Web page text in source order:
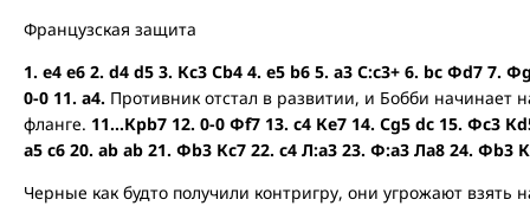
Французская защита
1. e4 e6 2. d4 d5 3. Кc3 Сb4 4. e5 b6 5. а3 С:с3+ 6. bc Фd7 7.
0-0 11. а4. Противник отстал в развитии, и Бобби
фланге. 11…Крb7 12. 0-0 Фf7 13. c4 Кe7 14. Сg5 dc 15. Фc3
a5 c6 20. ab ab 21. Фb3 Кc7 22. c4 Л:a3 23. Ф:a3 Лa8 24. Фb3
Черные как будто получили контригру, они угрожают